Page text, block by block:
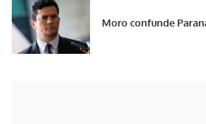
Moro confunde